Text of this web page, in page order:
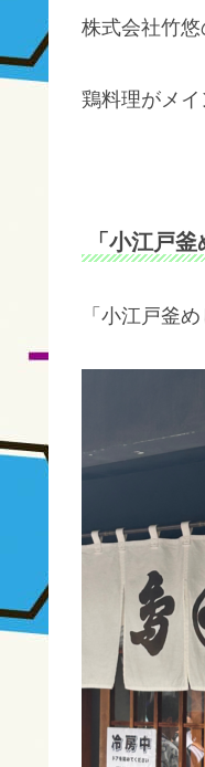
株式会社竹
鶏料理がメ
「小江戸
「小江戸釜